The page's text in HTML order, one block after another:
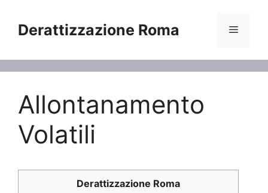
contenuto
Derattizzazione Roma Menu
Allontanamento
Volatili
Derattizzazione Roma